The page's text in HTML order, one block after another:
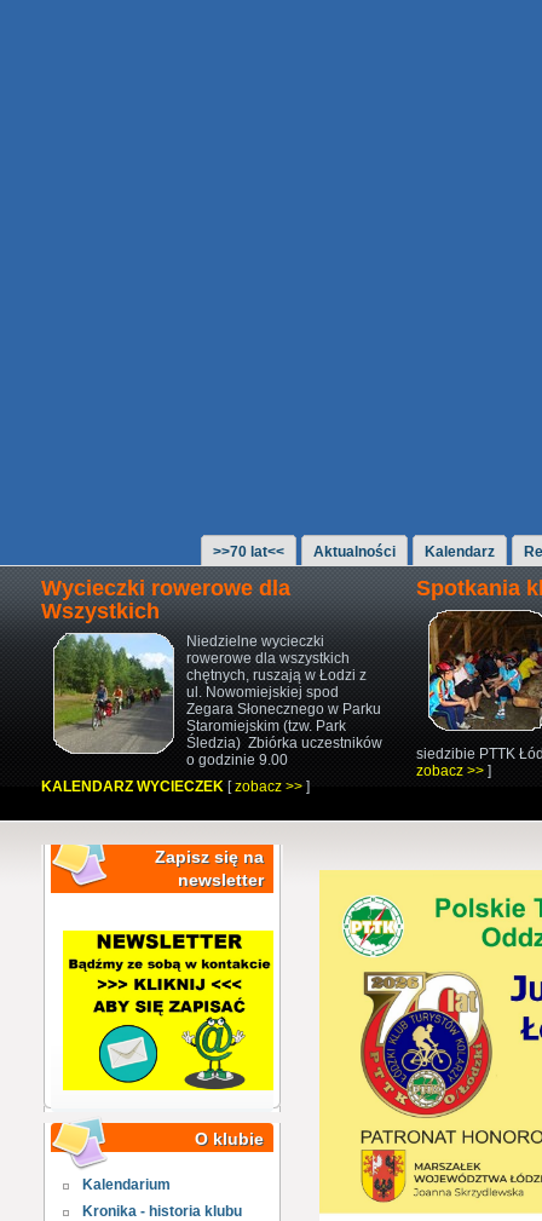
>>70 lat<< Aktualności Kalendarz
Wycieczki rowerowe dla
Wszystkich
Niedzielne wycieczki
rowerowe dla wszystkich
chętnych,ruszają w Łodzi z
ul. Nowomiejskiej spod
Zegara Słonecznego w Parku
Staromiejskim (tzw. Park
Śledzia) Zbiórka uczestników
o godzinie 9.00
KALENDARZ WYCIECZEK [zobacz >>]
Spotkania
siedzibie PTTK
zobacz >> ]
Zapisz się na
newsletter
O klubie
Kalendarium
Kronika - historia klubu